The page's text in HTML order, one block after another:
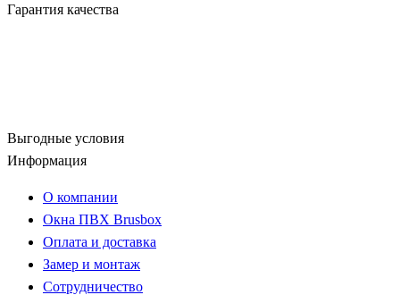
Гарантия качества
Выгодные условия
Информация
О компании
Окна ПВХ Brusbox
Оплата и доставка
Замер и монтаж
Сотрудничество